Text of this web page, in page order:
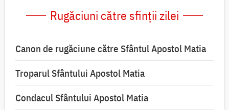
Rugăciuni către sfinții zilei
Canon de rugăciune către Sfântul Apostol Matia
Troparul Sfântului Apostol Matia
Condacul Sfântului Apostol Matia